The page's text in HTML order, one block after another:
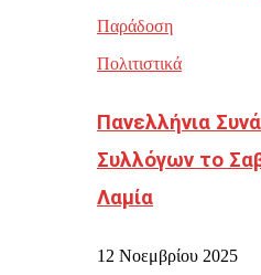
Παράδοση
Πολιτιστικά
Πανελλήνια
Συλλόγων το
Λαμία
12 Νοεμβρίου 2025